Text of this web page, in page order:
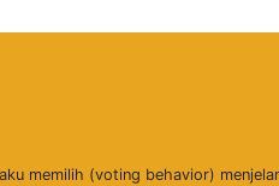
memilih (voting behavior)